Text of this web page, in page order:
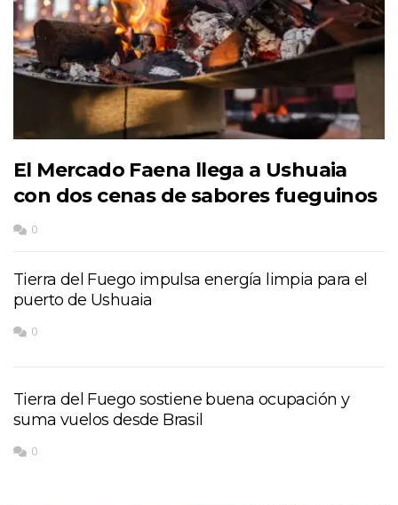
El Mercado Faena llega a Ushuaia
con dos cenas de sabores fueguinos
0
Tierra del Fuego impulsa energía limpia para el
puerto de Ushuaia
0
Tierra del Fuego sostiene buena ocupación y
suma vuelos desde Brasil
0